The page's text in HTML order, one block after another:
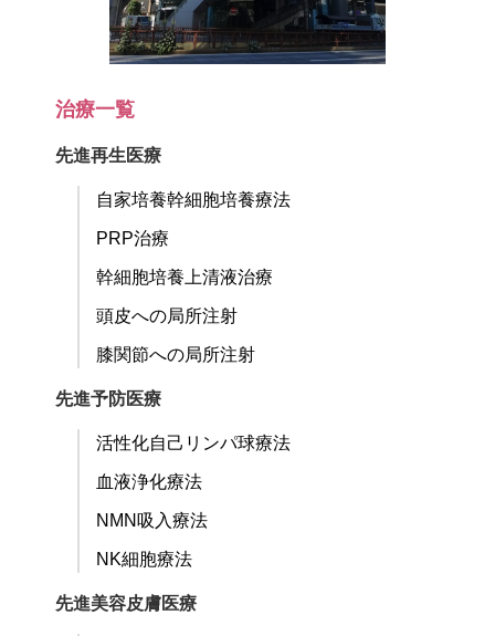
治療一覧
先進再生医療
自家培養幹細胞培養療法
PRP治療
幹細胞培養上清液治療
頭皮への局所注射
膝関節への局所注射
先進予防医療
活性化自己リンパ球療法
血液浄化療法
NMN吸入療法
NK細胞療法
先進美容皮膚医療